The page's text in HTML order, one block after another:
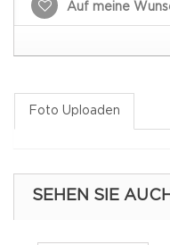
Auf meine
Foto Uploaden
SEHEN SIE